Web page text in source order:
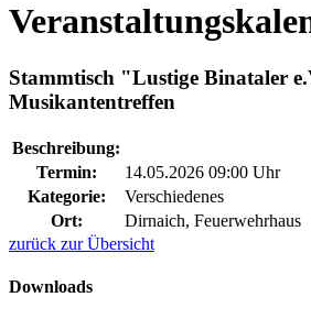
Stammtisch "Lustige Binataler
Musikantentreffen
Beschreibung:
Termin:
14.05.2026 09:00 Uhr
Kategorie:
Verschiedenes
Ort:
Dirnaich, Feuerwehrhaus
zurück zur Übersicht
Downloads